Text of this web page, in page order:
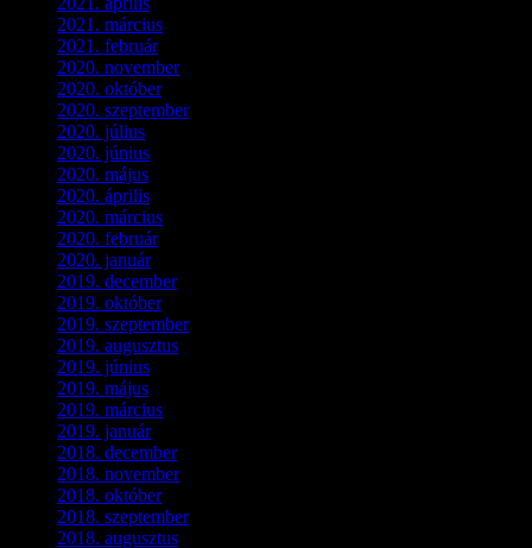
2021. március
2021. február(4)
2020. november(4)
2020. október(4)
2020. szeptember(1)
2020. július
2020. június
2020. május
2020. április
2020. március
2020. február(6)
2020. január(1)
2019. december(4)
2019. október(3)
2019. szeptember(2)
2019. augusztus
2019. június
2019. május
2019. március
2019. január(1)
2018. december(3)
2018. november(1)
2018. október(1)
2018. szeptember(1)
2018. augusztus